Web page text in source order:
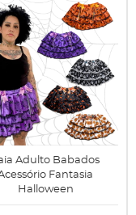
Adulto Babados
Fantasia
Halloween